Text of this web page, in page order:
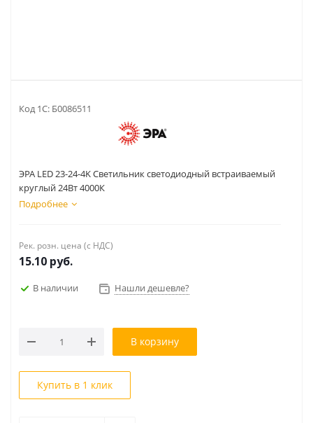
Код 1С: Б0086511
ЭРА LED 23-24-4K Светильник светодиодный встраиваемый
круглый 24Вт 4000К
Подробнее
Рек. розн. цена (с НДС)
15.10 руб.
В наличии Нашли дешевле?
В корзину
Купить в 1 клик